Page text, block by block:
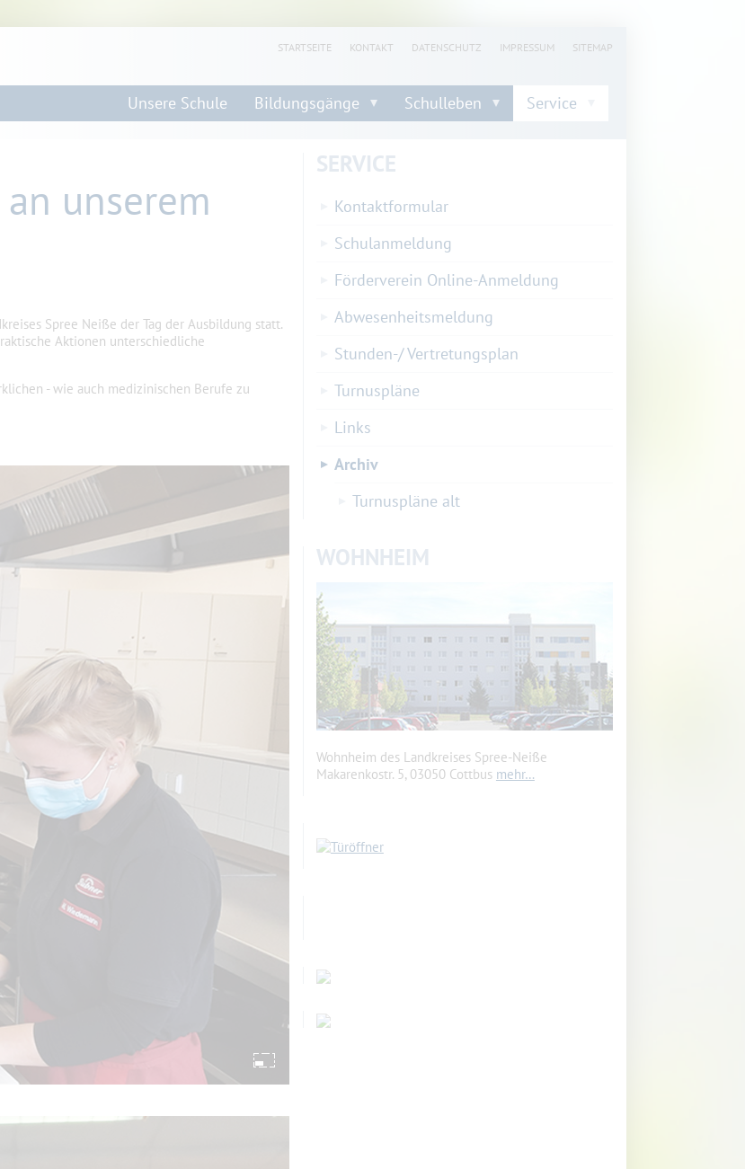
STARTSEITE KONTAKT DATENSCHUTZ IMPRESSUM SITEMAP
Unsere Schule Bildungsgänge Schulleben Service
unserem
Spree Neiße der Tag der Ausbildung statt.
Aktionen unterschiedliche
- wie auch medizinischen Berufe zu
SERVICE
Kontaktformular
Schulanmeldung
Förderverein Online-Anmeldung
Abwesenheitsmeldung
Stunden-/ Vertretungsplan
Turnuspläne
Links
Archiv
Turnuspläne alt
WOHNHEIM
Wohnheim des Landkreises Spree-Neiße
Makarenkostr. 5, 03050 Cottbus mehr…